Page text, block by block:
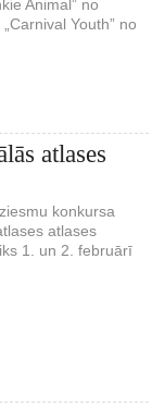
Animal” no
Youth” no
atlases
konkursa
atlases
1. un 2. februārī